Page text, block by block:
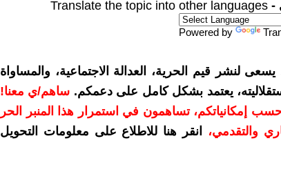
-
Translate the topic into other languages
Powered by
لنشر قيم الحرية، العدالة الاجتماعية، والمساواة
يعتمد بشكل كامل على دعمكم. ساهم/ي معنا!
أو أكثر حسب إمكانياتكم، تساهمون في استمرار هذا المنبر الحر
والتقدمي،
انقر هنا للاطلاع على معلومات التحويل